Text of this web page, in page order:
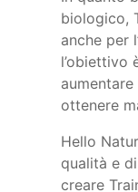
biologico,
anche per
l’obiettivo
ottenere
Hello
qualità e
creare